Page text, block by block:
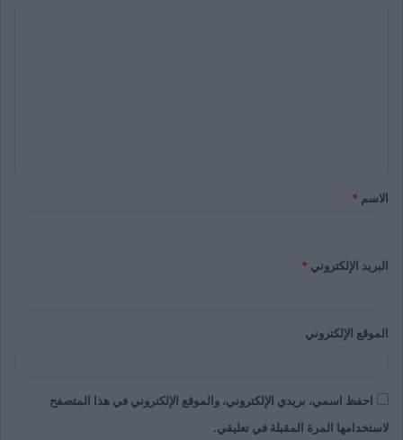
الاسم *
البريد الإلكتروني *
الموقع الإلكتروني
احفظ اسمي، بريدي الإلكتروني، والموقع الإلكتروني في هذا المتصفح
لاستخدامها المرة المقبلة في تعليقي.